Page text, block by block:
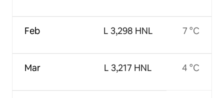
Feb
Mar
L 3,298 HNL
L 3,217 HNL
7 °C
4 °C